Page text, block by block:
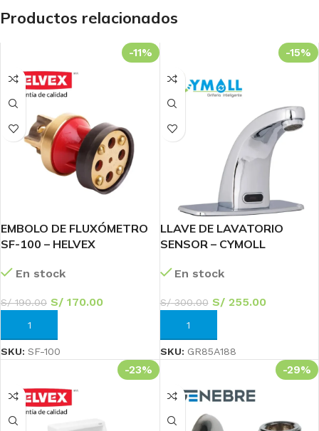
Productos relacionados
-11%
EMBOLO DE FLUXÓMETRO
SF-100 – HELVEX
En stock
S/190.00 S/ 170.00
AÑADIR AL CARRITO
SKU: SF-100
-15%
LLAVE DE LAVATORIO
SENSOR – CYMOLL
En stock
S/300.00 S/255.00
AÑADIR AL CARRITO
SKU: GR85A188
-23% -29%